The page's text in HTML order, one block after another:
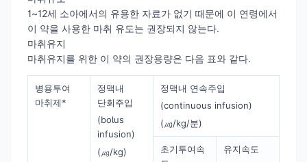
1~12세 소아에서의 유용한 자료가 없기 때문에 이 연령에서
이 약을 사용한 마취 유도는 권장되지 않는다.
마취유지
마취유지를 위한 이 약의 권장용량은 다음 표와 같다.
병용투여
마취제*
정맥내
단회주입
(bolus
infusion)
(㎍/kg)
정맥내 연속주입
(continuous infusion)
(㎍/kg/분)
초기투여속
유지속도